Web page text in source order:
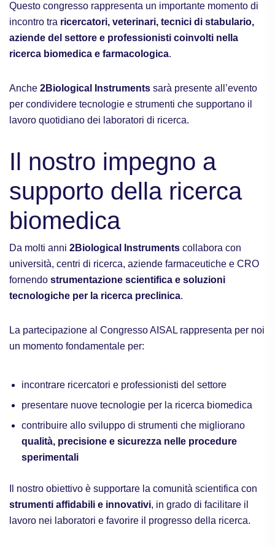
Questo congresso rappresenta un importante momento di
incontro tra ricercatori, veterinari, tecnici di stabulario,
aziende del settore e professionisti coinvolti nella
ricerca biomedica e farmacologica.
Anche 2Biological Instruments sarà presente all’evento
per condividere tecnologie e strumenti che supportano il
lavoro quotidiano dei laboratori di ricerca.
Il nostro impegno a
supporto della ricerca
biomedica
Da molti anni 2Biological Instruments collabora con
università, centri di ricerca, aziende farmaceutiche e CRO
fornendo strumentazione scientifica e soluzioni
tecnologiche per la ricerca preclinica.
La partecipazione al Congresso AISAL rappresenta per noi
un momento fondamentale per:
incontrare ricercatori e professionisti del settore
presentare nuove tecnologie per la ricerca biomedica
contribuire allo sviluppo di strumenti che migliorano
qualità, precisione e sicurezza nelle procedure
sperimentali
Il nostro obiettivo è supportare la comunità scientifica con
strumenti affidabili e innovativi, in grado di facilitare il
lavoro nei laboratori e favorire il progresso della ricerca.